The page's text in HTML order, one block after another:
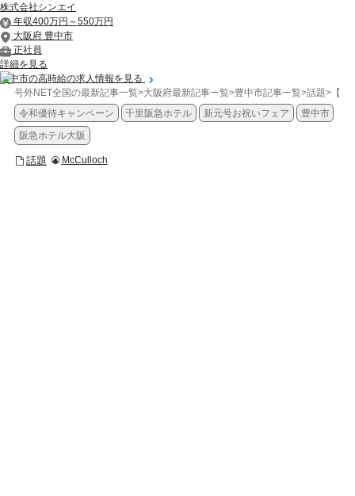
株式会社シンエイ
年収400万円～550万円
大阪府 豊中市
正社員
詳細を見る
豊中市の高時給の求人情報を見る
号外NET全国の最新記事一覧>大阪府最新記事一覧>豊中市記事一覧>話題>【豊
令和優待キャンペーン
千里阪急ホテル 新元号お祝いフェア 豊中市
阪急ホテル大阪
話題 McCulloch